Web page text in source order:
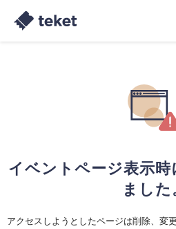
イベントページ表示
ました
アクセスしようとしたページは削除、変